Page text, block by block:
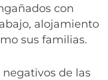
con
alojamiento
sus familias.
de las